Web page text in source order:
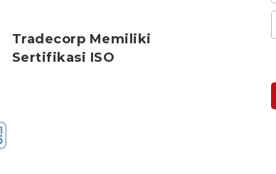
Tradecorp Memiliki
Sertifikasi ISO